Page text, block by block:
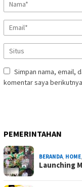
Simpan nama, email,
komentar saya
PEMERINTAHAN
BERANDA, HOME,
Launching